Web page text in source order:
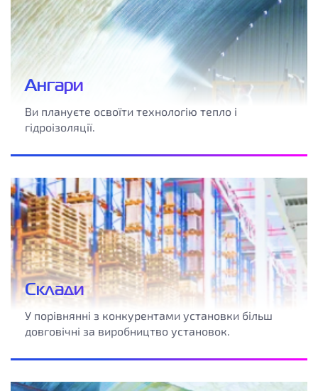
Ангари
Ви плануєте освоїти технологію тепло і
гідроізоляції.
Склади
У порівнянні з конкурентами установки більш
довговічні за виробництво установок.